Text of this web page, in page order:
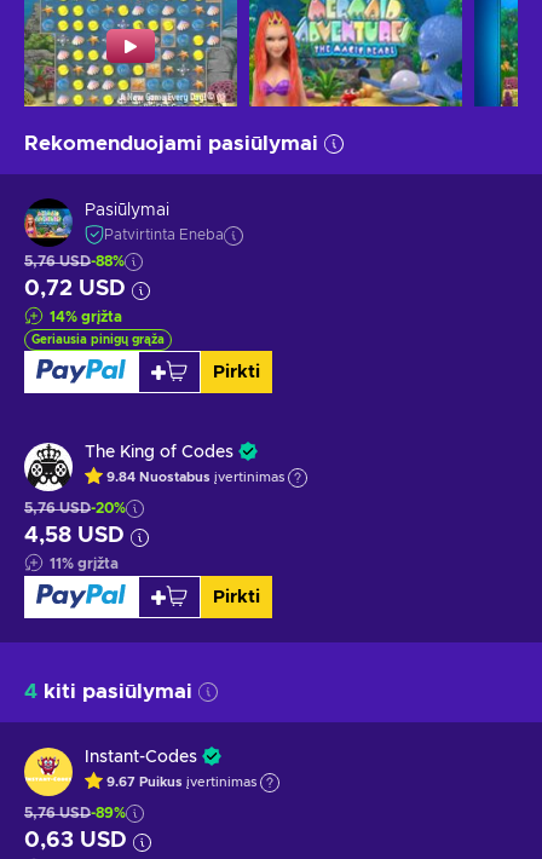
Rekomenduojami pasiūlymai
Pasiūlymai
Patvirtinta Eneba
5,76 USD-88%
0,72 USD
14% grįžta
Geriausia pinigų grąža
Pirkti
The King of Codes
9.84 Nuostabus įvertinimas
5,76 USD-20%
4,58 USD
11% grįžta
Pirkti
4 kiti pasiūlymai
Instant-Codes
9.67 Puikus įvertinimas
5,76 USD-89%
0,63 USD